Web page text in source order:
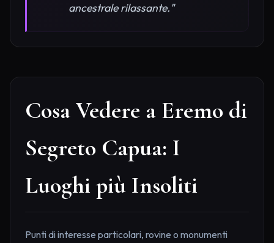
ancestrale rilassante."
Cosa Vedere a Eremo di
Segreto Capua: I
Luoghi più Insoliti
Punti di interesse particolari, rovine o monumenti